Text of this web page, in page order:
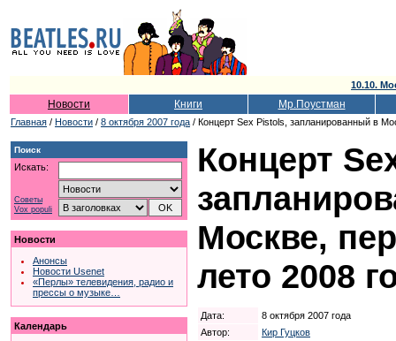
10.10.
Новости Книги Мр.Поустман
Главная / Новости / 8 октября 2007 года / Концерт Sex Pistols, запланированный в
Поиск
Искать:
Советы
Vox populi
Новости
Анонсы
Новости Usenet
«Перлы» телевидения, радио и
прессы о музыке…
Календарь
Концерт
Москве,
лето 2008
Дата:
8 октября 2007 года
Автор:
Кир Гуцков